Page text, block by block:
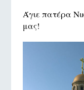
Άγιε πατέρα
μας!